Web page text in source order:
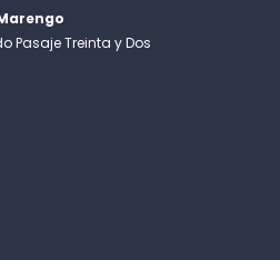
Pasaje Treinta y Dos